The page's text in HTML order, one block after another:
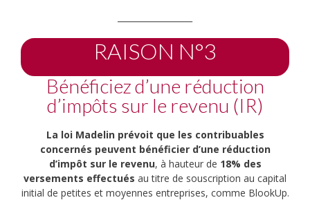
RAISON N°3
Bénéficiez d’une réduction
d’impôts sur le revenu (IR)
La loi Madelin prévoit que les contribuables
concernés peuvent bénéficier d’une réduction
d’impôt sur le revenu, à hauteur de 18% des
versements effectués au titre de souscription au capital
initial de petites et moyennes entreprises, comme BlookUp.